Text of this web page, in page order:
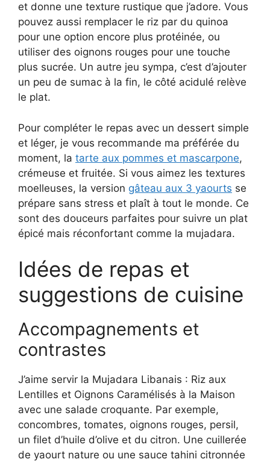
et donne une texture rustique que j’adore. Vous
pouvez aussi remplacer le riz par du quinoa
pour une option encore plus protéinée, ou
utiliser des oignons rouges pour une touche
plus sucrée. Un autre jeu sympa, c’est d’ajouter
un peu de sumac à la fin, le côté acidulé relève
le plat.
Pour compléter le repas avec un dessert simple
et léger, je vous recommande ma préférée du
moment, la tarte aux pommes et mascarpone,
crémeuse et fruitée. Si vous aimez les textures
moelleuses, la version gâteau aux 3 yaourts se
prépare sans stress et plaît à tout le monde. Ce
sont des douceurs parfaites pour suivre un plat
épicé mais réconfortant comme la mujadara.
Idées de repas et
suggestions de cuisine
Accompagnements et
contrastes
J’aime servir la Mujadara Libanais : Riz aux
Lentilles et Oignons Caramélisés à la Maison
avec une salade croquante. Par exemple,
concombres, tomates, oignons rouges, persil,
un filet d’huile d’olive et du citron. Une cuillerée
de yaourt nature ou une sauce tahini citronnée